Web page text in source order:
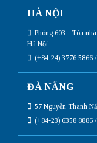
HÀ NỘI
Phòng 603 - Tòa
Hà Nội
(+84-24) 3776 5866
ĐÀ NẴNG
57 Nguyễn Thanh
(+84-23) 6358 8886